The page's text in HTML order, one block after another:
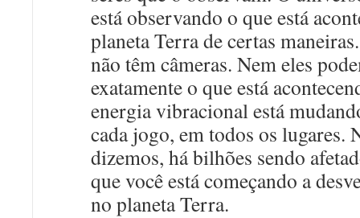
está observando o que está
planeta Terra de certas
não têm câmeras. Nem eles
exatamente o que está
energia vibracional está
cada jogo, em todos os lugares.
dizemos, há bilhões sendo
que você está começando a
no planeta Terra.